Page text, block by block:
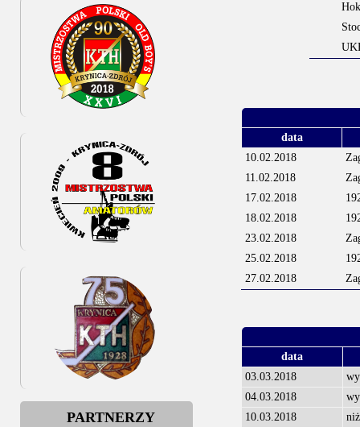
PARTNERZY
data
10.02.2018
11.02.2018
17.02.2018
18.02.2018
23.02.2018
25.02.2018
27.02.2018
data
03.03.2018
04.03.2018
10.03.2018